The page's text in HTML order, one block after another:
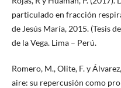
particulado en fracción
de Jesús María, 2015. (Tesis
de la Vega. Lima – Perú.
Romero, M., Olite, F. y
aire: su repercusión como